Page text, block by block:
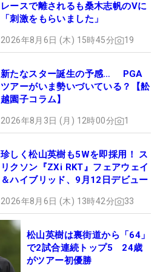
レースで離されるも桑木志帆のVに
「刺激をもらいました」
2026年8月6日 (木) 15時45分 19
新たなスター誕生の予感… PGA
ツアーがいま勢いづいている？【舩
越園子コラム】
2026年8月3日 (月) 12時00分 1
珍しく松山英樹も5Wを即採用！ ス
リクソン『ZXi RKT』フェアウェイ
＆ハイブリッド、9月12日デビュー
2026年8月6日 (木) 13時42分 33
松山英樹は裏街道から「64」
で2試合連続トップ5 24歳
がツアー初優勝